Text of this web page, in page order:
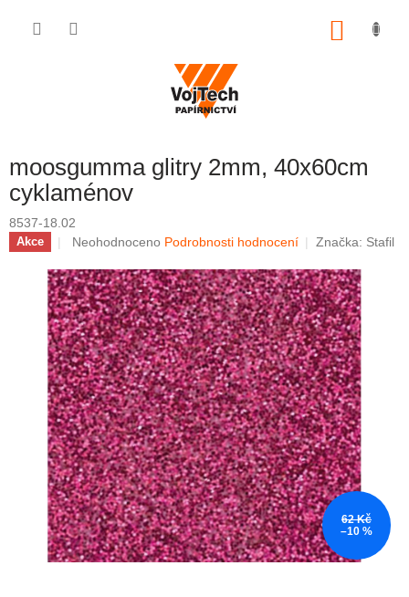
moosgumma glitry 2mm, 40x60cm
cyklaménov
8537-18.02
Akce Průměrné hodnocení produktu je 0,0 z 5 hvězdiček.
Neohodnoceno Podrobnosti hodnocení Značka: Stafil
62 Kč
–10 %